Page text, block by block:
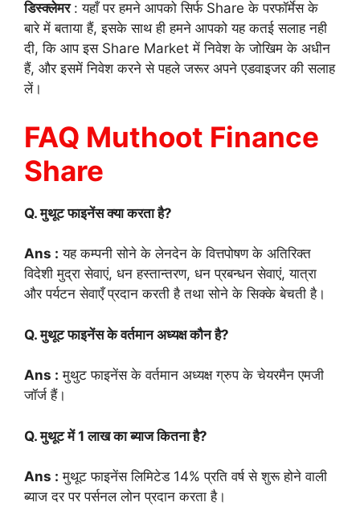
डिस्क्लेमर: यहाँ पर हमने आपको सिर्फ Share के परफॉर्मेस के
बारे में बताया हैं, इसके साथ ही हमने आपको यह कतई सलाह नही
दी, कि आप इस Share Market में निवेश के जोखिम के अधीन
हैं, और इसमें निवेश करने से पहले जरूर अपने एडवाइजर की सलाह
लें।
FAQ Muthoot Finance
Share
Q. मुथूट फाइनेंस क्या करता है?
Ans : यह कम्पनी सोने के लेनदेन के वित्तपोषण के अतिरिक्त
विदेशी मुद्रा सेवाएं, धन हस्तान्तरण, धन प्रबन्धन सेवाएं, यात्रा
और पर्यटन सेवाएँ प्रदान करती है तथा सोने के सिक्के बेचती है।
Q. मुथूट फाइनेंस के वर्तमान अध्यक्ष कौन है?
Ans : मुथुट फाइनेंस के वर्तमान अध्यक्ष ग्रुप के चेयरमैन एमजी
जॉर्ज हैं।
Q. मुथूट में 1 लाख का ब्याज कितना है?
Ans : मुथूट फाइनेंस लिमिटेड 14% प्रति वर्ष से शुरू होने वाली
ब्याज दर पर पर्सनल लोन प्रदान करता है।